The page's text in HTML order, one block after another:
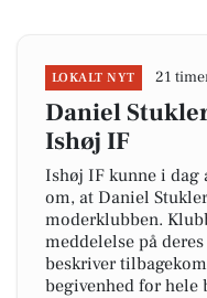
LOKALT NYT 21
Daniel
Ishøj IF
Ishøj IF kunne i dag
om, at Daniel
moderklubben.
meddelelse på
beskriver
begivenhed for hele